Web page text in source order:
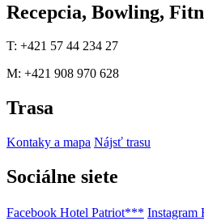
Recepcia, Bowling,
T: +421 57 44 234 27
M: +421 908 970 628
Trasa
Kontaky a mapa Nájsť trasu
Sociálne siete
Facebook Hotel Patriot*** Instagram